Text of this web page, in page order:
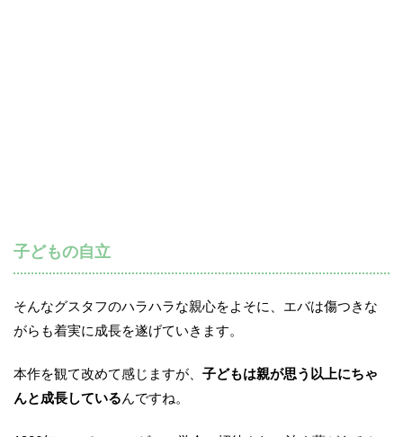
子どもの自立
そんなグスタフのハラハラな親心をよそに、エバは傷つきな
がらも着実に成長を遂げていきます。
本作を観て改めて感じますが、 子どもは親が思う以上にちゃ
んと成長しているんですね。